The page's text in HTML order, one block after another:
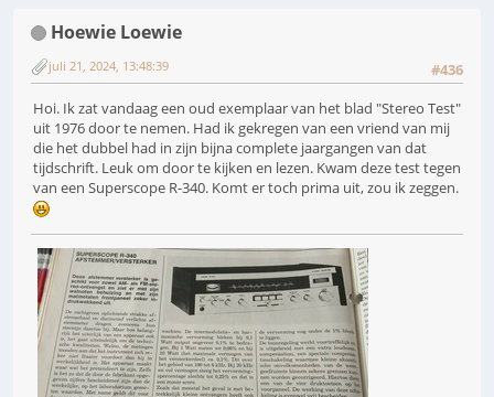
Hoewie Loewie
#436
juli 21, 2024, 13:48:39
Hoi. Ik zat vandaag een oud exemplaar van het blad "Stereo Test"
uit 1976 door te nemen. Had ik gekregen van een vriend van mij
die het dubbel had in zijn bijna complete jaargangen van dat
tijdschrift. Leuk om door te kijken en lezen. Kwam deze test tegen
van een Superscope R-340. Komt er toch prima uit, zou ik zeggen.